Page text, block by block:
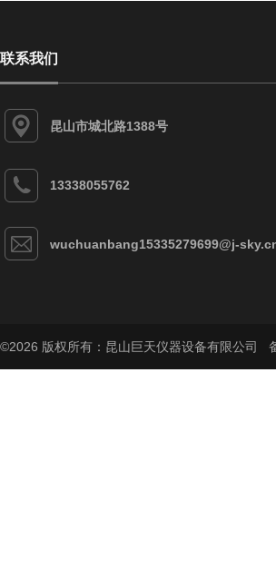
联系我们
昆山市城北路1388号
13338055762
wuchuanbang15335279699@j-
©2026 版权所有：昆山巨天仪器设备有限公司